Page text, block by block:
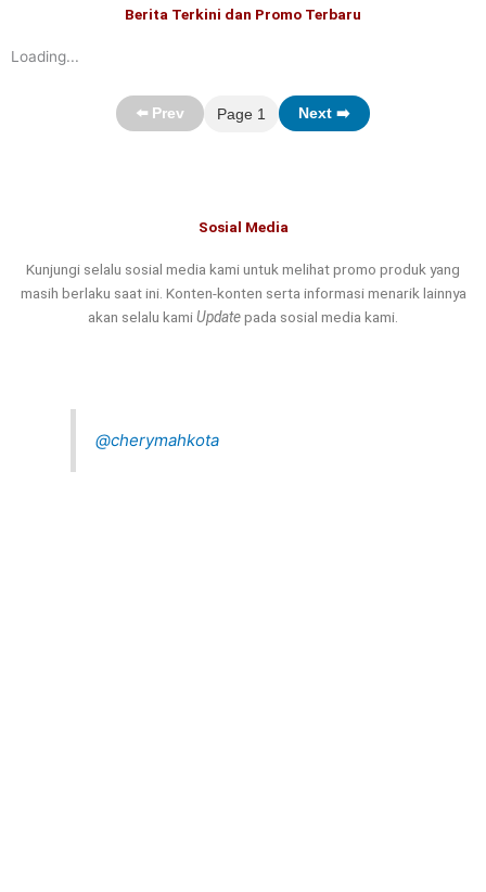
Berita Terkini dan Promo Terbaru
Loading...
⬅️ Prev Page 1 Next ➡️
Sosial Media
Kunjungi selalu sosial media kami untuk melihat promo produk yang
masih berlaku saat ini. Konten-konten serta informasi menarik lainnya
akan selalu kamiUpdatepada sosial media kami.
@cherymahkota